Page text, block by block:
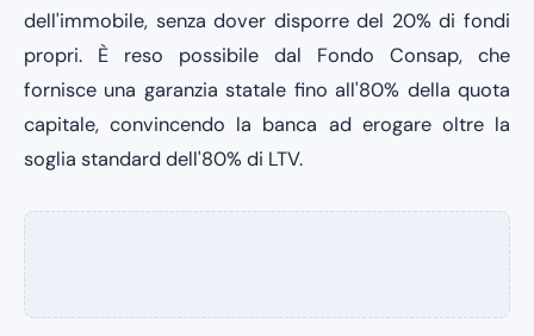
dell'immobile, senza dover disporre del 20% di fondi
propri. È reso possibile dal Fondo Consap, che
fornisce una garanzia statale fino all'80% della quota
capitale, convincendo la banca ad erogare oltre la
soglia standard dell'80% di LTV.